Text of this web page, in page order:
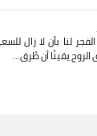
لنا بأن لا زال
يقينًا أن طُرق...